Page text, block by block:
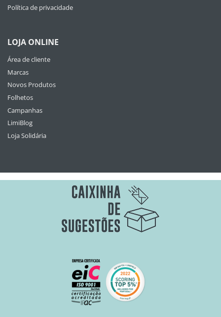
Política de privacidade
LOJA ONLINE
Área de cliente
Marcas
Novos Produtos
Folhetos
Campanhas
LimiBlog
Loja Solidária